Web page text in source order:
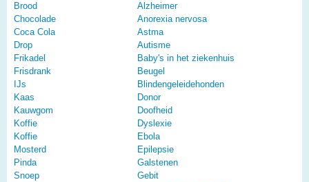
Brood
Chocolade
Coca Cola
Drop
Frikadel
Frisdrank
IJs
Kaas
Kauwgom
Koffie
Koffie
Mosterd
Pinda
Snoep
Alzheimer
Anorexia nervosa
Astma
Autisme
Baby's in het ziekenhuis
Beugel
Blindengeleidehonden
Donor
Doofheid
Dyslexie
Ebola
Epilepsie
Galstenen
Gebit